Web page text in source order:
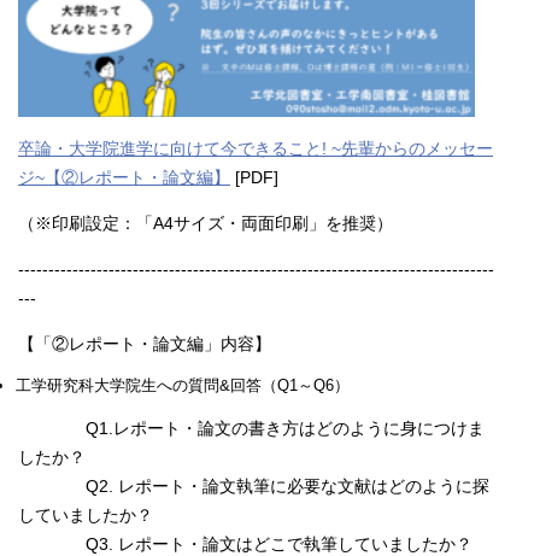
卒論・大学院進学に向けて今できること! ~先輩からのメッセー
ジ~【②レポート・論文編】
[PDF]
（※印刷設定：「A4サイズ・両面印刷」を推奨）
-------------------------------------------------------------------------------
---
【「②レポート・論文編」内容】
工学研究科大学院生への質問&回答（Q1～Q6）
Q1.レポート・論文の書き方はどのように身につけま
したか？
Q2. レポート・論文執筆に必要な文献はどのように探
していましたか？
Q3. レポート・論文はどこで執筆していましたか？